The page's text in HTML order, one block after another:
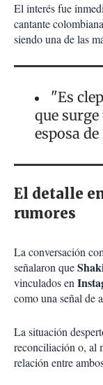
El interés fue
cantante
siendo una de las
"Es
que
esposa
El detalle
rumores
La conversación
señalaron que
vinculados en
como una señal de
La situación
reconciliación o, al
relación entre